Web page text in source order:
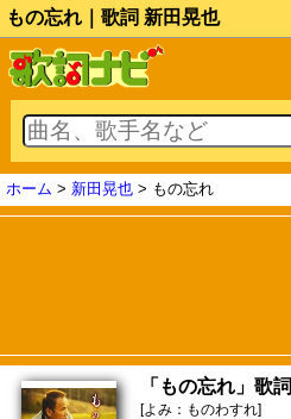
もの忘れ｜歌詞 新田晃也
ホーム > 新田晃也 > もの忘れ
「もの忘れ」歌詞
[よみ：ものわすれ]